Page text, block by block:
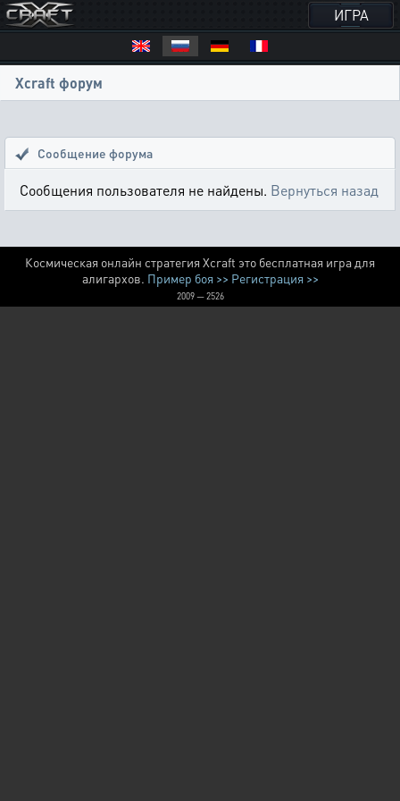
ИГРА
Xcraft форум
Сообщение форума
Сообщения пользователя не найдены. Вернуться назад
Космическая онлайн стратегия Xcraft это бесплатная игра для
алигархов. Пример боя >> Регистрация >>
2009 — 2526